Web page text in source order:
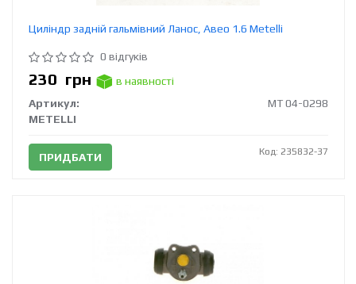
Циліндр задній гальмівний Ланос, Авео 1.6 Metelli
0 відгуків
230 грн
в наявності
Артикул:
MT 04-0298
METELLI
ПРИДБАТИ Код: 235832-37